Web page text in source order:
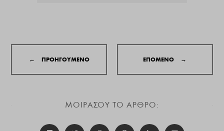
← ΠΡΟΗΓΟΥΜΕΝΟ ΕΠΟΜΕΝΟ →
ΜΟΙΡΑΣΟΥ ΤΟ ΑΡΘΡΟ: